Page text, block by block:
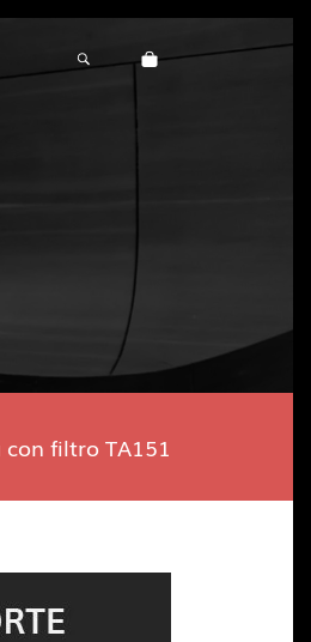
filtro TA151